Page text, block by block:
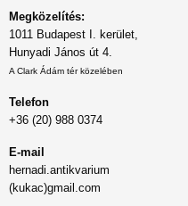
Megközelítés:
1011 Budapest I. kerület,
Hunyadi János út 4.
A Clark Ádám tér közelében
Telefon
+36 (20) 988 0374
E-mail
hernadi.antikvarium
(kukac)gmail.com